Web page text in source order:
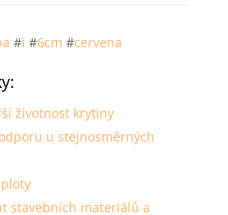
#i #6cm #cervena
životnost krytiny
u stejnosměrných
stavebních materiálů a